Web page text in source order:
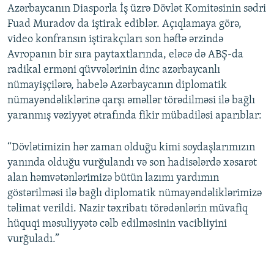
Azərbaycanın Diasporla İş üzrə Dövlət Komitəsinin sədri
Fuad Muradov da iştirak ediblər. Açıqlamaya görə,
video konfransın iştirakçıları son həftə ərzində
Avropanın bir sıra paytaxtlarında, eləcə də ABŞ-da
radikal erməni qüvvələrinin dinc azərbaycanlı
nümayişçilərə, habelə Azərbaycanın diplomatik
nümayəndəliklərinə qarşı əməllər törədilməsi ilə bağlı
yaranmış vəziyyət ətrafında fikir mübadiləsi aparıblar:
“Dövlətimizin hər zaman olduğu kimi soydaşlarımızın
yanında olduğu vurğulandı və son hadisələrdə xəsarət
alan həmvətənlərimizə bütün lazımı yardımın
göstərilməsi ilə bağlı diplomatik nümayəndəliklərimizə
təlimat verildi. Nazir təxribatı törədənlərin müvafiq
hüquqi məsuliyyətə cəlb edilməsinin vacibliyini
vurğuladı.”